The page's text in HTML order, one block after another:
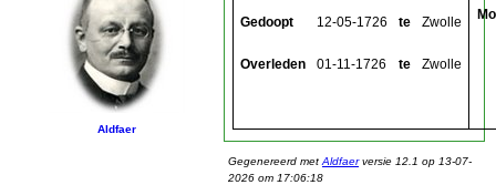
Aldfaer
Gedoopt 12-05-1726 te Zwolle
Overleden 01-11-1726 te Zwolle
Gegenereerd met Aldfaerversie 12.1 op 13-07-
2026 om 17:06:18